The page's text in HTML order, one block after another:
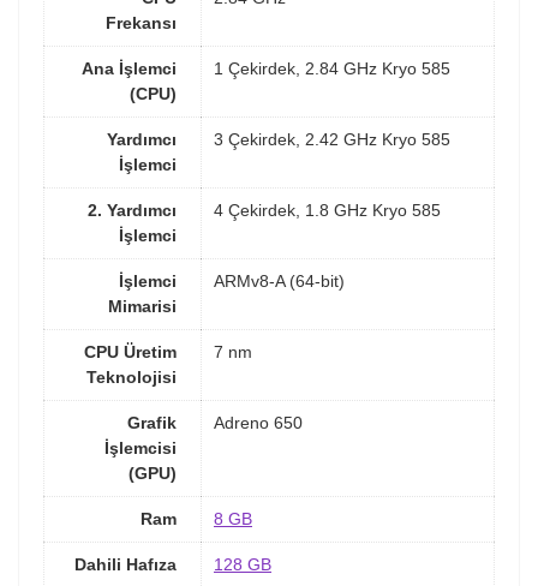
Frekansı
Ana İşlemci
(CPU)
1 Çekirdek, 2.84 GHz Kryo 585
Yardımcı
İşlemci
3 Çekirdek, 2.42 GHz Kryo 585
2. Yardımcı
İşlemci
4 Çekirdek, 1.8 GHz Kryo 585
İşlemci
Mimarisi
ARMv8-A (64-bit)
CPU Üretim
Teknolojisi
7 nm
Grafik
İşlemcisi
(GPU)
Adreno 650
Ram 8 GB
Dahili Hafıza 128 GB